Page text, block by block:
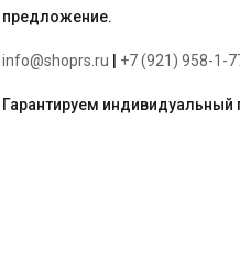
предложение.
info@shoprs.ru +7 (921) 958-1-
Гарантируем